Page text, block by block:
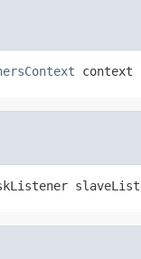
context